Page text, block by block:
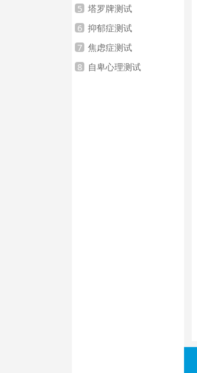
5 塔罗牌测试
6 抑郁症测试
7 焦虑症测试
8 自卑心理测试